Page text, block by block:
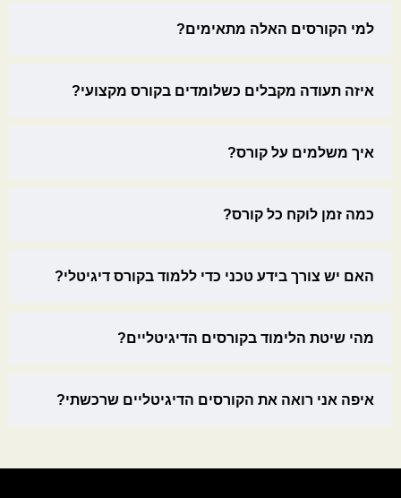
למי הקורסים האלה מתאימים?
איזה תעודה מקבלים כשלומדים בקורס מקצועי?
איך משלמים על קורס?
כמה זמן לוקח כל קורס?
האם יש צורך בידע טכני כדי ללמוד בקורס דיגיטלי?
מהי שיטת הלימוד בקורסים הדיגיטליים?
איפה אני רואה את הקורסים הדיגיטליים שרכשתי?